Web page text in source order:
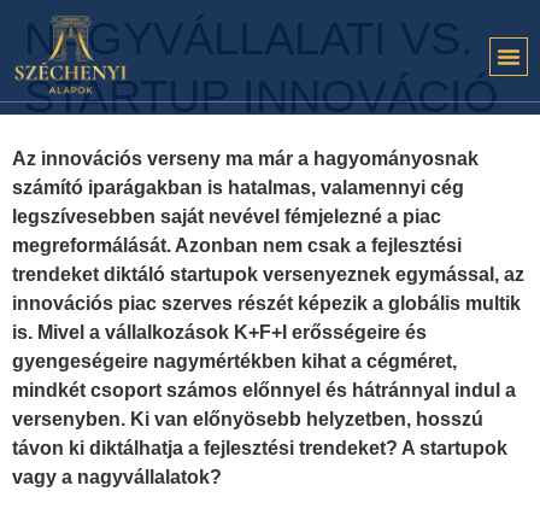
NAGYVÁLLALATI VS.
STARTUP INNOVÁCIÓ
Az innovációs verseny ma már a hagyományosnak
számító iparágakban is hatalmas, valamennyi cég
legszívesebben saját nevével fémjelezné a piac
megreformálását. Azonban nem csak a fejlesztési
trendeket diktáló startupok versenyeznek egymással, az
innovációs piac szerves részét képezik a globális multik
is. Mivel a vállalkozások K+F+I erősségeire és
gyengeségeire nagymértékben kihat a cégméret,
mindkét csoport számos előnnyel és hátránnyal indul a
versenyben. Ki van előnyösebb helyzetben, hosszú
távon ki diktálhatja a fejlesztési trendeket? A startupok
vagy a nagyvállalatok?